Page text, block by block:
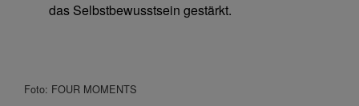
das Selbst­bewusstsein gestärkt.
Foto: FOUR MOMENTS